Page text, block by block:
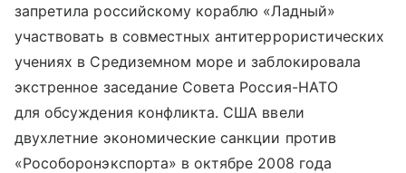
запретила российскому кораблю «Ладный»
участвовать в совместных антитеррористических
учениях в Средиземном море и заблокировала
экстренное заседание Совета Россия-НАТО
для обсуждения конфликта. США ввели
двухлетние экономические санкции против
«Рособоронэкспорта» в октябре 2008 года